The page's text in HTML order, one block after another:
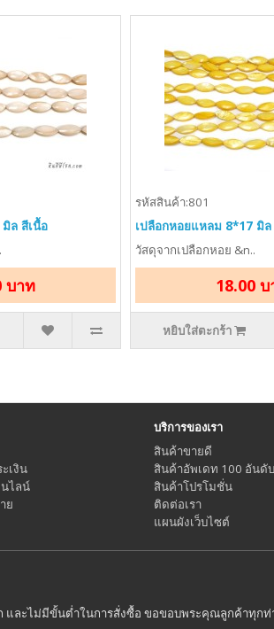
ล สีเนื้อ
บาท
รหัสสินค้า:801
เปลือกหอยแหลม 8*17 มิล
วัสดุจากเปลือกหอย &n..
18.00
หยิบใส่ตะกร้า
เงิน
ไลน์
ย
บริการของเรา
สินค้าขายดี
สินค้าอัพเดท 100 อันดั
สินค้าโปรโมชั่น
ติดต่อเรา
แผนผังเว็บไซต์
และไม่มีขั้นต่ำในการสั่งซื้อ ขอขอบพระคุณลูกค้าทุก